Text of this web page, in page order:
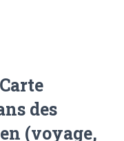
des
(voyage,